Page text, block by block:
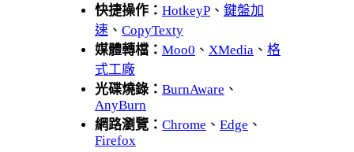
快捷操作： HotkeyP 、 鍵盤加
速 、 CopyTexty
媒體轉檔： Moo0 、 XMedia 、 格
式工廠
光碟燒錄： BurnAware 、
AnyBurn
網路瀏覽： Chrome 、 Edge 、
Firefox